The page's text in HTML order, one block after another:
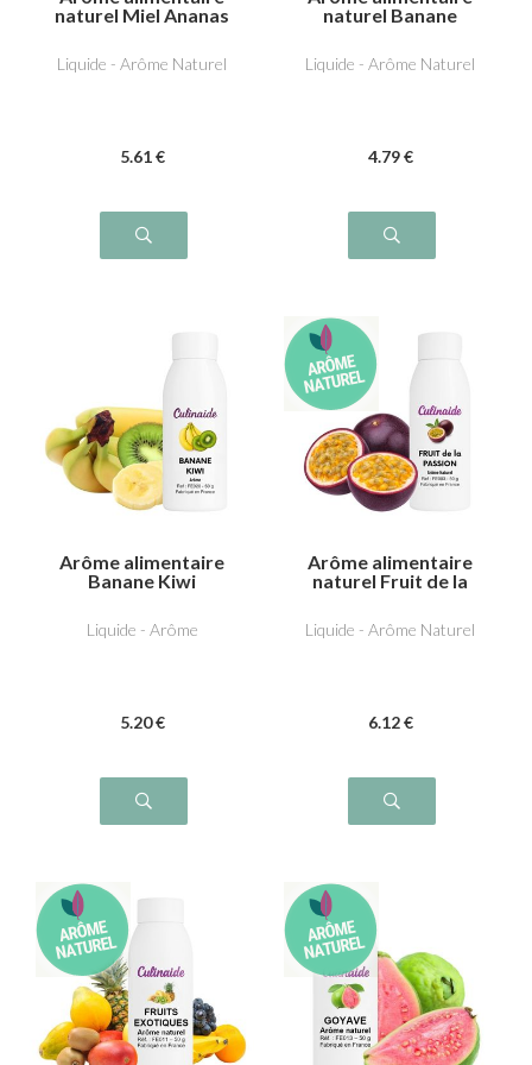
naturel Miel Ananas
Liquide - Arôme Naturel
5.61 €
naturel Banane
Liquide - Arôme Naturel
4.79 €
Arôme alimentaire
Banane Kiwi
Liquide - Arôme
5.20 €
Arôme alimentaire
naturel Fruit de la
Liquide - Arôme Naturel
6.12 €